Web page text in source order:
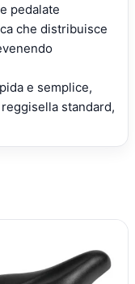
pedalate
che distribuisce
e semplice,
standard,
ORIGINALE
ERA:
€23,42.
ATTUALE
È:
€18,62.